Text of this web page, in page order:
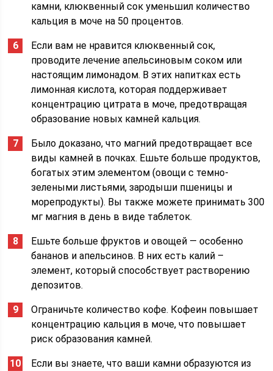
камни, клюквенный сок уменьшил количество
кальция в моче на 50 процентов.
Если вам не нравится клюквенный сок,
проводите лечение апельсиновым соком или
настоящим лимонадом. В этих напитках есть
лимонная кислота, которая поддерживает
концентрацию цитрата в моче, предотвращая
образование новых камней кальция.
Было доказано, что магний предотвращает все
виды камней в почках. Ешьте больше продуктов,
богатых этим элементом (овощи с темно-
зелеными листьями, зародыши пшеницы и
морепродукты). Вы также можете принимать 300
мг магния в день в виде таблеток.
Ешьте больше фруктов и овощей — особенно
бананов и апельсинов. В них есть калий –
элемент, который способствует растворению
депозитов.
Ограничьте количество кофе. Кофеин повышает
концентрацию кальция в моче, что повышает
риск образования камней.
Если вы знаете, что ваши камни образуются из